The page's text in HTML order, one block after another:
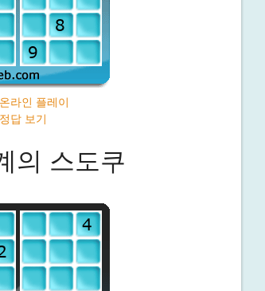
온라인 플레이
정답 보기
의 스도쿠